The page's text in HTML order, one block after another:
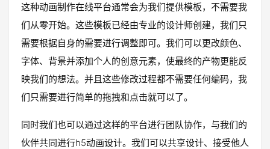
这种动画制作在线平台通常会为我们提供模板，不需要我
们从零开始。这些模板已经由专业的设计师创建，我们只
需要根据自身的需要进行调整即可。我们可以更改颜色、
字体、背景并添加个人的创意元素，使最终的产物更能反
映我们的想法。并且这些修改过程都不需要任何编码，我
们只需要进行简单的拖拽和点击就可以了。
同时我们也可以通过这样的平台进行团队协作，与我们的
伙伴共同进行h5动画设计。我们可以共享设计、接受他人